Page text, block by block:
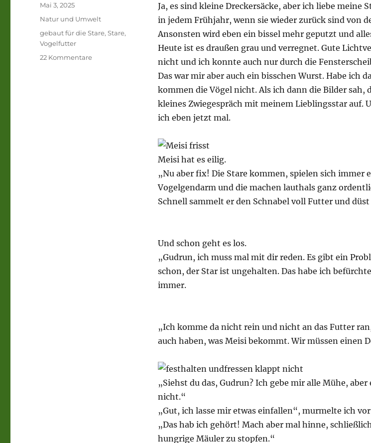
Ja, es sind kleine Dreckersäcke, aber ich liebe meine
in jedem Frühjahr, wenn sie wieder zurück sind von
Ansonsten wird eben ein bissel mehr geputzt und
Heute ist es draußen grau und verregnet. Gute
nicht und ich konnte auch nur durch die
Das war mir aber auch ein bisschen Wurst. Habe ich
kommen die Vögel nicht. Als ich dann die Bilder sah,
kleines Zwiegespräch mit meinem Lieblingsstar auf.
ich eben jetzt mal.
Meisi hat es eilig.
„Nu aber fix! Die Stare kommen, spielen sich immer
Vogelgendarm und die machen lauthals ganz
Schnell sammelt er den Schnabel voll Futter und düst
Und schon geht es los.
„Gudrun, ich muss mal mit dir reden. Es gibt ein
schon, der Star ist ungehalten. Das habe ich
immer.
„Ich komme da nicht rein und nicht an das Futter
auch haben, was Meisi bekommt. Wir müssen einen
„Siehst du das, Gudrun? Ich gebe mir alle Mühe, aber
nicht.“
„Gut, ich lasse mir etwas einfallen“, murmelte ich
„Das hab ich gehört! Mach aber mal hinne,
hungrige Mäuler zu stopfen.“
Veröffentlicht
am
Mai 3, 2025
Kategorien
Natur und Umwelt
Schlagwörter
gebaut für die Stare,Stare,
Vogelfutter
22 Kommentarezu